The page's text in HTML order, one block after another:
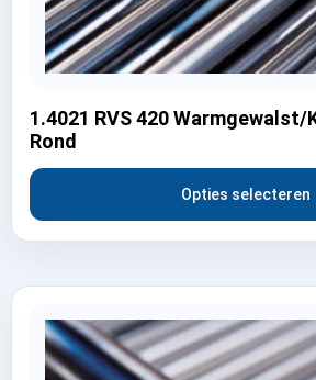
1.4021 RVS 420
Rond
Opties selecteren